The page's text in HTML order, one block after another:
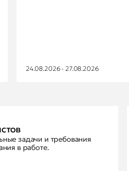
24.08.2026 - 27.08.2026
задачи и требования
в работе.